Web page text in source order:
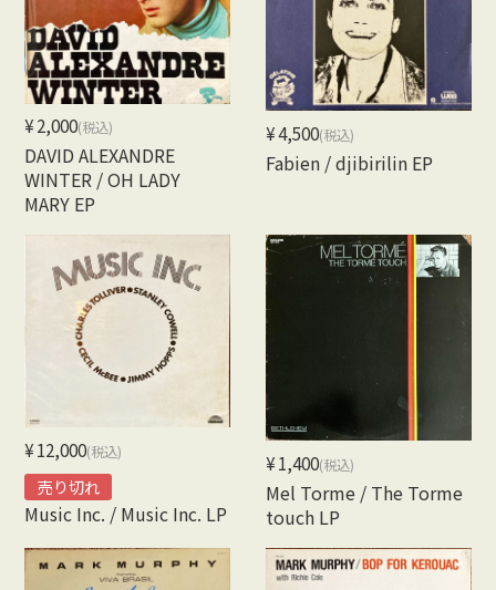
¥2,000(税込)
DAVID ALEXANDRE
WINTER / OH LADY
MARY EP
¥4,500(税込)
Fabien / djibirilin EP
¥12,000(税込)
売り切れ
Music Inc. / Music Inc. LP
¥1,400(税込)
Mel Torme / The Torme
touch LP